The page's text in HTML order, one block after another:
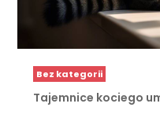
Bez kategorii
Tajemnice kociego